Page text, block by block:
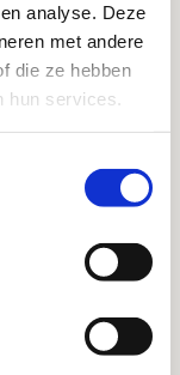
analyse. Deze
met andere
die ze hebben
services.
deelde
“de
strekking is dat
loop laten kan
bij het
om zaken
hier een hele